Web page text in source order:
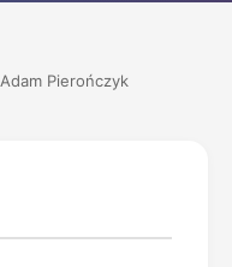
Adam Pierończyk